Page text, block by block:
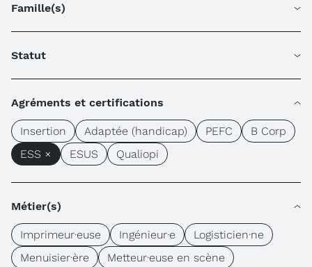
Famille(s)
Statut
Agréments et certifications
Insertion Adaptée (handicap) PEFC
B Corp
ESS ×
ESUS Qualiopi
Métier(s)
Imprimeur·euse Ingénieur·e
Logisticien·ne
Menuisier·ère
Metteur·euse en scène